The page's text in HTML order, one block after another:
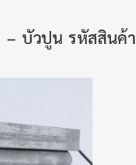
บัวปูน รหัสสินค้า